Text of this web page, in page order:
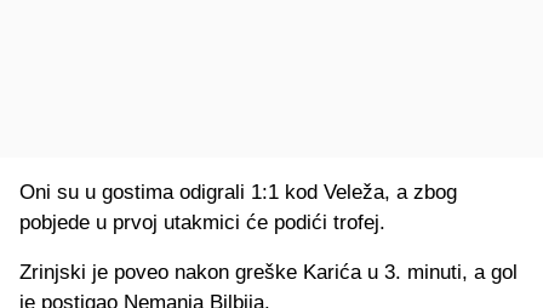
Oni su u gostima odigrali 1:1 kod Veleža, a zbog
pobjede u prvoj utakmici će podići trofej.
Zrinjski je poveo nakon greške Karića u 3. minuti, a gol
je postigao Nemanja Bilbija.